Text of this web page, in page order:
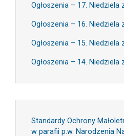
Ogłoszenia – 17. Niedziela
Ogłoszenia – 16. Niedziela
Ogłoszenia – 15. Niedziela
Ogłoszenia – 14. Niedziela
Standardy Ochrony
w parafii p.w. Narodzenia